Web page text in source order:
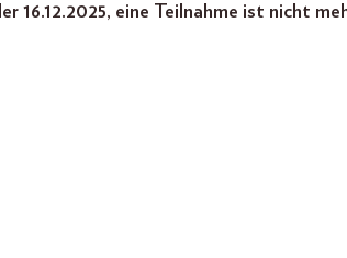
16.12.2025, eine Teilnahme ist nicht